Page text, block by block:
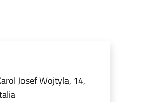
Josef Wojtyla, 14,